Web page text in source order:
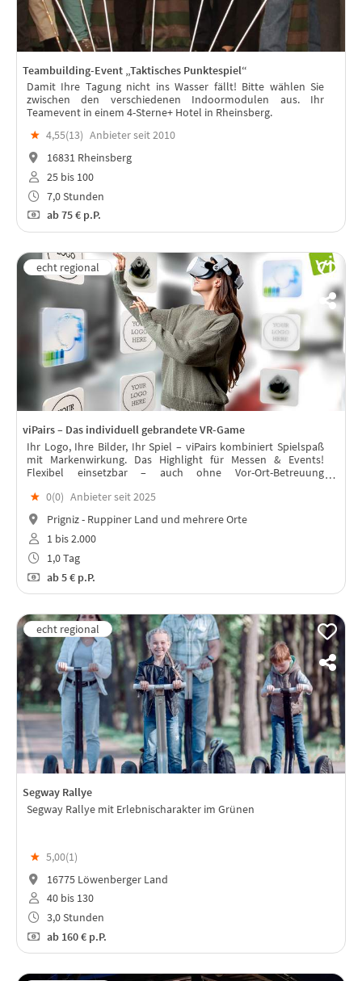
Teambuilding-Event „Taktisches Punktespiel“
Damit Ihre Tagung nicht ins Wasser fällt! Bitte wählen Sie
zwischen den verschiedenen Indoormodulen aus. Ihr
Teamevent in einem 4-Sterne+ Hotel in Rheinsberg.
★ 4,55(13) Anbieter seit 2010
16831 Rheinsberg
25 bis 100
7,0 Stunden
ab75 € p.P.
viPairs – Das individuell gebrandete VR-Game
Ihr Logo, Ihre Bilder, Ihr Spiel – viPairs kombiniert Spielspaß
mit Markenwirkung. Das Highlight für Messen & Events!
Flexibel einsetzbar – auch ohne Vor-Ort-Betreuung
★ 0(0) Anbieter seit 2025
Prigniz - Ruppiner Land und mehrere Orte
1 bis 2.000
1,0 Tag
ab5 € p.P.
Segway Rallye
Segway Rallye mit Erlebnischarakter im Grünen
★ 5,00(1)
16775 Löwenberger Land
40 bis 130
3,0 Stunden
ab160 € p.P.